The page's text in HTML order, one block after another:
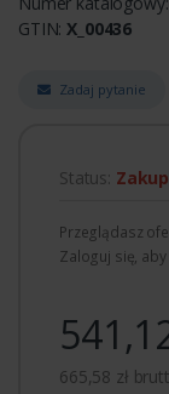
GTIN:X_00436
Zadaj pytanie
Status:
Przeglądasz
Zaloguj się,
665,58 zł